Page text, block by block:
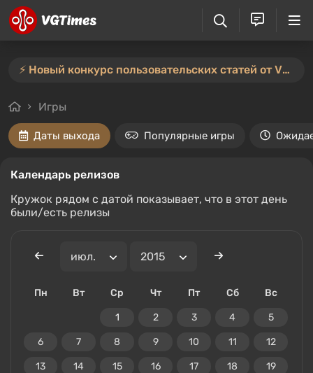
⚡️ Новый конкурс пользовательских статей от VGTimes — участвуйте тут ⚡️
Игры
Даты выхода Популярные игры
Календарь релизов
Кружок рядом с датой показывает, что в этот день
были/есть релизы
Пн Вт Ср Чт Пт Сб Вс
1 2 3 4 5
6 7 8 9 10 11 12
13 14 15 16 17 18 19